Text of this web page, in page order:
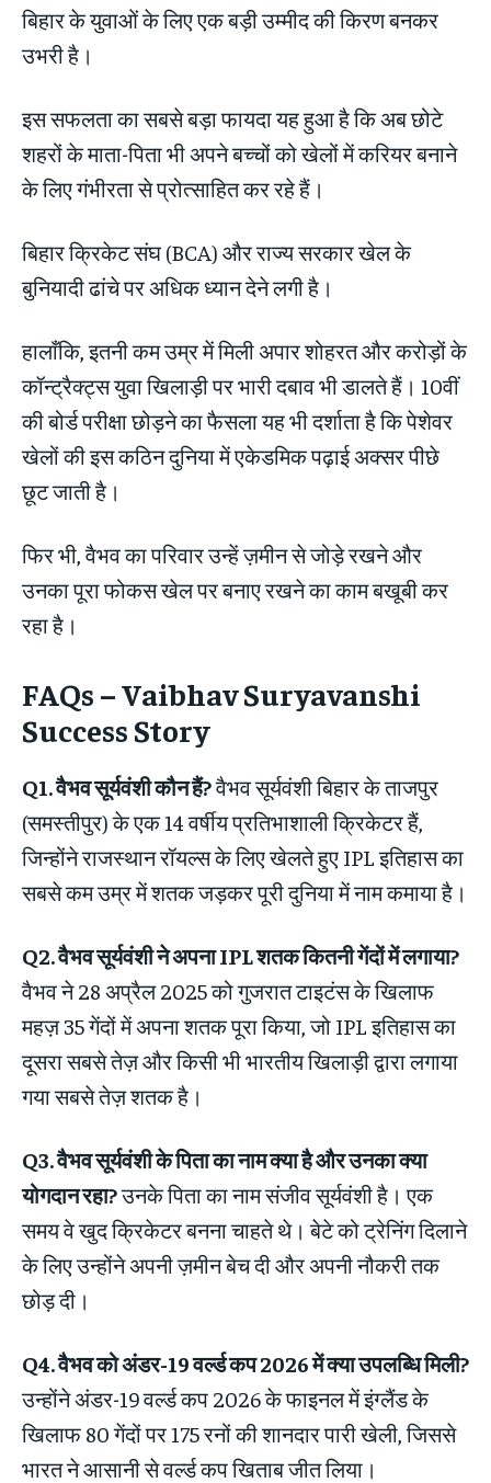
बिहार के युवाओं के लिए एक बड़ी उम्मीद की किरण बनकर
उभरी है।
इस सफलता का सबसे बड़ा फायदा यह हुआ है कि अब छोटे
शहरों के माता-पिता भी अपने बच्चों को खेलों में करियर बनाने
के लिए गंभीरता से प्रोत्साहित कर रहे हैं।
बिहार क्रिकेट संघ (BCA) और राज्य सरकार खेल के
बुनियादी ढांचे पर अधिक ध्यान देने लगी है।
हालाँकि, इतनी कम उम्र में मिली अपार शोहरत और करोड़ों के
कॉन्ट्रैक्ट्स युवा खिलाड़ी पर भारी दबाव भी डालते हैं। 10वीं
की बोर्ड परीक्षा छोड़ने का फैसला यह भी दर्शाता है कि पेशेवर
खेलों की इस कठिन दुनिया में एकेडमिक पढ़ाई अक्सर पीछे
छूट जाती है।
फिर भी, वैभव का परिवार उन्हें ज़मीन से जोड़े रखने और
उनका पूरा फोकस खेल पर बनाए रखने का काम बखूबी कर
रहा है।
FAQs – Vaibhav Suryavanshi
Success Story
Q1. वैभव सूर्यवंशी कौन हैं?वैभव सूर्यवंशी बिहार के ताजपुर
(समस्तीपुर) के एक 14 वर्षीय प्रतिभाशाली क्रिकेटर हैं,
जिन्होंने राजस्थान रॉयल्स के लिए खेलते हुए IPL इतिहास का
सबसे कम उम्र में शतक जड़कर पूरी दुनिया में नाम कमाया है।
Q2. वैभव सूर्यवंशी ने अपना IPL शतक कितनी गेंदों में लगाया?
वैभव ने 28 अप्रैल 2025 को गुजरात टाइटंस के खिलाफ
महज़ 35 गेंदों में अपना शतक पूरा किया, जो IPL इतिहास का
दूसरा सबसे तेज़ और किसी भी भारतीय खिलाड़ी द्वारा लगाया
गया सबसे तेज़ शतक है।
Q3. वैभव सूर्यवंशी के पिता का नाम क्या है और उनका क्या
योगदान रहा?उनके पिता का नाम संजीव सूर्यवंशी है। एक
समय वे खुद क्रिकेटर बनना चाहते थे। बेटे को ट्रेनिंग दिलाने
के लिए उन्होंने अपनी ज़मीन बेच दी और अपनी नौकरी तक
छोड़ दी।
Q4. वैभव को अंडर-19 वर्ल्ड कप 2026 में क्या उपलब्धि मिली?
उन्होंने अंडर-19 वर्ल्ड कप 2026 के फाइनल में इंग्लैंड के
खिलाफ 80 गेंदों पर 175 रनों की शानदार पारी खेली, जिससे
भारत ने आसानी से वर्ल्ड कप खिताब जीत लिया।